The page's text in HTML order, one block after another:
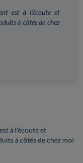
est à l'écoute et
à côtés de chez
à l'écoute et
à côtés de chez moi